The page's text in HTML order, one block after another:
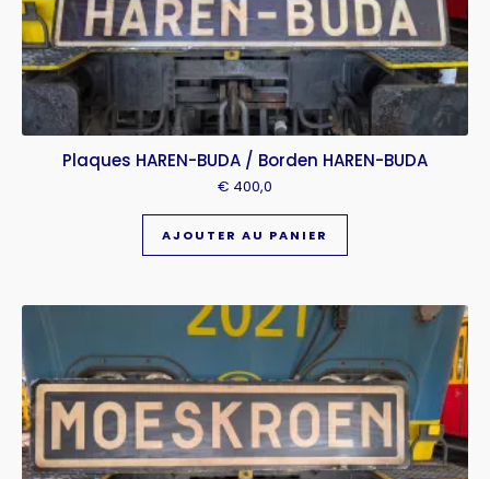
Plaques HAREN-BUDA / Borden HAREN-BUDA
€ 400,0
AJOUTER AU PANIER